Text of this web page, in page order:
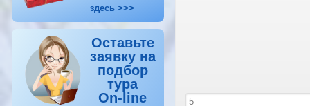
здесь >>>
Оставьте
заявку на
подбор
тура
On-line